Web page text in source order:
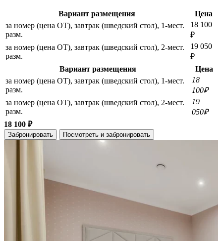
Вариант размещения
Цена
за номер (цена ОТ), завтрак (шведский стол), 1-мест.
разм.
18 100
₽
за номер (цена ОТ), завтрак (шведский стол), 2-мест.
разм.
19 050
₽
Вариант размещения
Цена
за номер (цена ОТ), завтрак (шведский стол), 1-мест.
разм.
18
100₽
за номер (цена ОТ), завтрак (шведский стол), 2-мест.
разм.
19
050₽
18 100 ₽
Забронировать Посмотреть и забронировать